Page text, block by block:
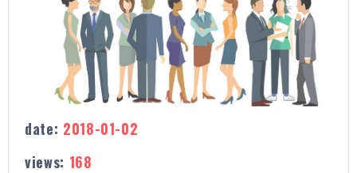
date: 2018-01-02
views: 168